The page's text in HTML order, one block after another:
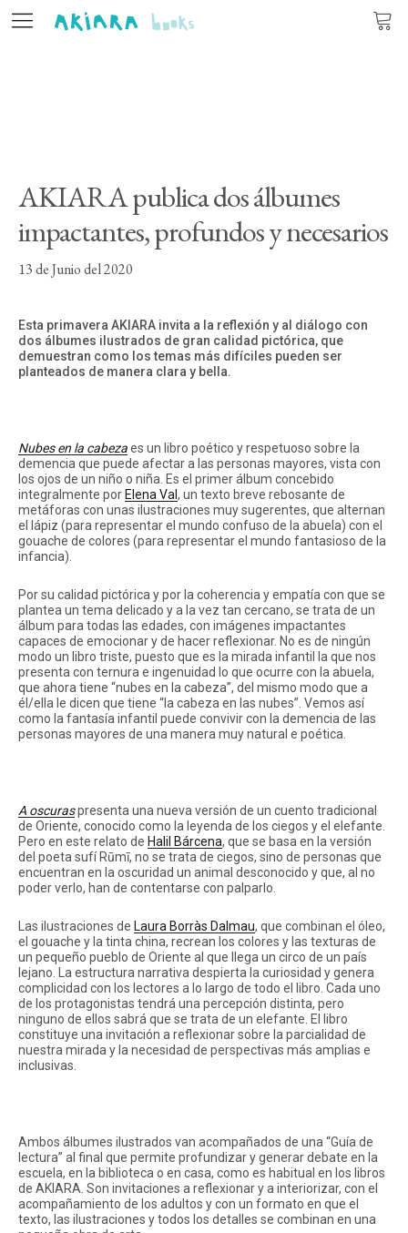
Autores
Actualidad
ES CA PT
InstagramTwitter
(X)
Vimeo
AKIARA publica dos álbumes
impactantes, profundos y necesarios
13 de Junio del 2020
Esta primavera AKIARA invita a la reflexión y al diálogo con
dos álbumes ilustrados de gran calidad pictórica, que
demuestran como los temas más difíciles pueden ser
planteados de manera clara y bella.
Nubes en la cabezaes un libro poético y respetuoso sobre la
demencia que puede afectar a las personas mayores, vista con
los ojos de un niño o niña. Es el primer álbum concebido
integralmente por Elena Val , un texto breve rebosante de
metáforas con unas ilustraciones muy sugerentes, que alternan
el lápiz (para representar el mundo confuso de la abuela) con el
gouache de colores (para representar el mundo fantasioso de la
infancia).
Por su calidad pictórica y por la coherencia y empatía con que se
plantea un tema delicado y a la vez tan cercano, se trata de un
álbum para todas las edades, con imágenes impactantes
capaces de emocionar y de hacer reflexionar. No es de ningún
modo un libro triste, puesto que es la mirada infantil la que nos
presenta con ternura e ingenuidad lo que ocurre con la abuela,
que ahora tiene “nubes en la cabeza”, del mismo modo que a
él/ella le dicen que tiene “la cabeza en las nubes”. Vemos así
como la fantasía infantil puede convivir con la demencia de las
personas mayores de una manera muy natural e poética.
A oscuraspresenta una nueva versión de un cuento tradicional
de Oriente, conocido como la leyenda de los ciegos y el elefante.
Pero en este relato de Halil Bárcena, que se basa en la versión
del poeta sufí Rūmī, no se trata de ciegos, sino de personas que
encuentran en la oscuridad un animal desconocido y que, al no
poder verlo, han de contentarse con palparlo.
Las ilustraciones de Laura Borràs Dalmau, que combinan el óleo,
el gouache y la tinta china, recrean los colores y las texturas de
un pequeño pueblo de Oriente al que llega un circo de un país
lejano. La estructura narrativa despierta la curiosidad y genera
complicidad con los lectores a lo largo de todo el libro. Cada uno
de los protagonistas tendrá una percepción distinta, pero
ninguno de ellos sabrá que se trata de un elefante. El libro
constituye una invitación a reflexionar sobre la parcialidad de
nuestra mirada y la necesidad de perspectivas más amplias e
inclusivas.
Ambos álbumes ilustrados van acompañados de una “Guía de
lectura” al final que permite profundizar y generar debate en la
escuela, en la biblioteca o en casa, como es habitual en los libros
de AKIARA. Son invitaciones a reflexionar y a interiorizar, con el
acompañamiento de los adultos y con un formato en que el
texto, las ilustraciones y todos los detalles se combinan en una